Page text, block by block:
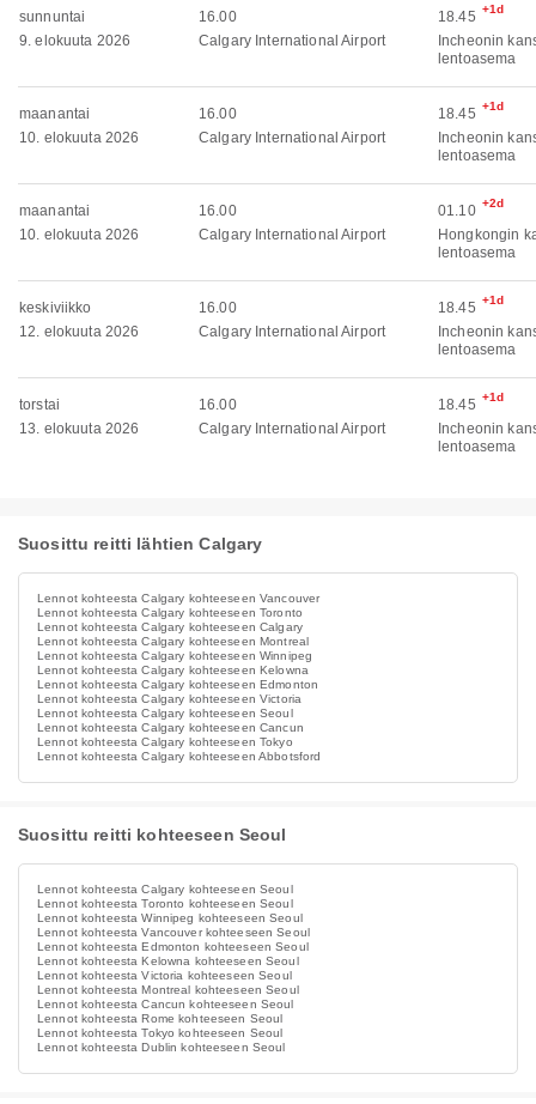
sunnuntai
9. elokuuta 2026
16.00
Calgary International Airport
18.45 +1d
Incheonin
lentoasema
maanantai
10. elokuuta 2026
16.00
Calgary International Airport
18.45 +1d
Incheonin
lentoasema
maanantai
10. elokuuta 2026
16.00
Calgary International Airport
01.10 +2d
Hongkongin
lentoasema
keskiviikko
12. elokuuta 2026
16.00
Calgary International Airport
18.45 +1d
Incheonin
lentoasema
torstai
13. elokuuta 2026
16.00
Calgary International Airport
18.45 +1d
Incheonin
lentoasema
Suosittu reitti lähtien Calgary
Lennot kohteesta Calgary kohteeseen Vancouver
Lennot kohteesta Calgary kohteeseen Toronto
Lennot kohteesta Calgary kohteeseen Calgary
Lennot kohteesta Calgary kohteeseen Montreal
Lennot kohteesta Calgary kohteeseen Winnipeg
Lennot kohteesta Calgary kohteeseen Kelowna
Lennot kohteesta Calgary kohteeseen Edmonton
Lennot kohteesta Calgary kohteeseen Victoria
Lennot kohteesta Calgary kohteeseen Seoul
Lennot kohteesta Calgary kohteeseen Cancun
Lennot kohteesta Calgary kohteeseen Tokyo
Lennot kohteesta Calgary kohteeseen Abbotsford
Suosittu reitti kohteeseen Seoul
Lennot kohteesta Calgary kohteeseen Seoul
Lennot kohteesta Toronto kohteeseen Seoul
Lennot kohteesta Winnipeg kohteeseen Seoul
Lennot kohteesta Vancouver kohteeseen Seoul
Lennot kohteesta Edmonton kohteeseen Seoul
Lennot kohteesta Kelowna kohteeseen Seoul
Lennot kohteesta Victoria kohteeseen Seoul
Lennot kohteesta Montreal kohteeseen Seoul
Lennot kohteesta Cancun kohteeseen Seoul
Lennot kohteesta Rome kohteeseen Seoul
Lennot kohteesta Tokyo kohteeseen Seoul
Lennot kohteesta Dublin kohteeseen Seoul